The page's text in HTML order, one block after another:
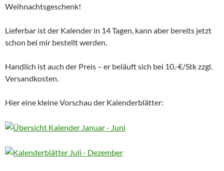
Weihnachtsgeschenk!
Lieferbar ist der Kalender in 14 Tagen, kann aber bereits jetzt
schon bei mir bestellt werden.
Handlich ist auch der Preis – er beläuft sich bei 10,-€/Stk zzgl.
Versandkosten.
Hier eine kleine Vorschau der Kalenderblätter: